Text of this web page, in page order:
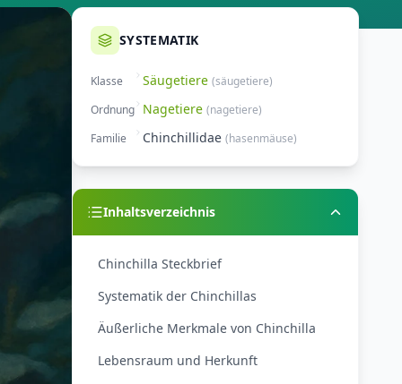
SYSTEMATIK
Klasse Säugetiere (säugetiere)
Ordnung Nagetiere (nagetiere)
Familie
Chinchillidae (hasenmäuse)
Inhaltsverzeichnis
Chinchilla Steckbrief
Systematik der Chinchillas
Äußerliche Merkmale von Chinchilla
Lebensraum und Herkunft